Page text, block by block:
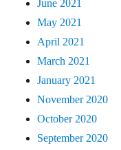
June 2021
May 2021
April 2021
March 2021
January 2021
November 2020
October 2020
September 2020